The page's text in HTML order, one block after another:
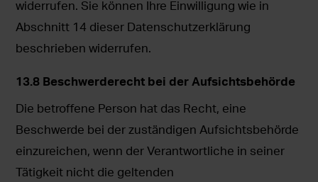
widerrufen. Sie können Ihre Einwilligung wie in
Abschnitt 14 dieser Datenschutzerklärung
beschrieben widerrufen.
13.8 Beschwerderecht bei der Aufsichtsbehörde
Die betroffene Person hat das Recht, eine
Beschwerde bei der zuständigen Aufsichtsbehörde
einzureichen, wenn der Verantwortliche in seiner
Tätigkeit nicht die geltenden